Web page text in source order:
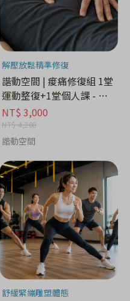
解壓放鬆精準修復
諧動空間 | 痠痛修復組 1堂
運動整復+1堂個人課 - 課
程學習分期
NT$ 3,000
NT$ 4,200
諧動空間
舒緩緊繃雕塑體態